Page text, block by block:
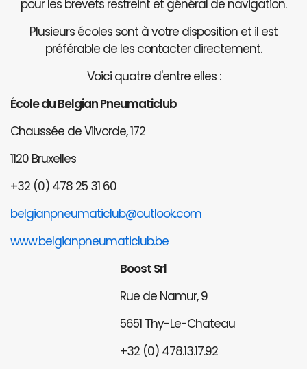
pour les brevets restreint et général de navigation.
Plusieurs écoles sont à votre disposition et il est
préférable de les contacter directement.
Voici quatre d'entre elles :
École du Belgian Pneumaticlub
Chaussée de Vilvorde, 172
1120 Bruxelles
+32 (0) 478 25 31 60
belgianpneumaticlub@outlook.com
www.belgianpneumaticlub.be
Boost Srl
Rue de Namur, 9
5651 Thy-Le-Chateau
+32 (0) 478.13.17.92